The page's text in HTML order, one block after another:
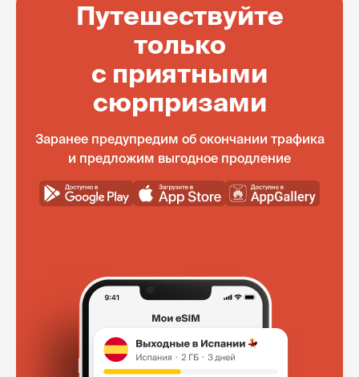
Путешествуйте
только
с приятными
сюрпризами
Заранее предупредим об окончании трафика
и предложим выгодное продление